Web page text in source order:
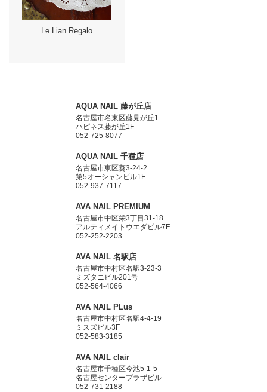
Le Lian Regalo
AQUA NAIL 藤が丘店
名古屋市名東区藤見が丘1
ハピネス藤が丘1F
052-725-8077
AQUA NAIL 千種店
名古屋市東区葵3-24-2
第5オーシャンビル1F
052-937-7117
AVA NAIL PREMIUM
名古屋市中区栄3丁目31-18
アルティメイトウエダビル7F
052-252-2203
AVA NAIL 名駅店
名古屋市中村区名駅3-23-3
ミズタニビル201号
052-564-4066
AVA NAIL PLus
名古屋市中村区名駅4-4-19
ミスズビル3F
052-583-3185
AVA NAIL clair
名古屋市千種区今池5-1-5
名古屋センタープラザビル
052-731-2188